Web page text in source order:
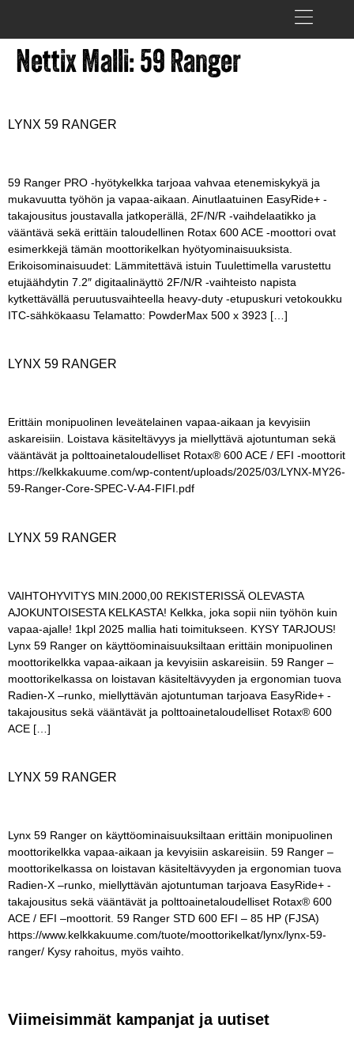
Nettix Malli: 59 Ranger
LYNX 59 RANGER
59 Ranger PRO -hyötykelkka tarjoaa vahvaa etenemiskykyä ja
mukavuutta työhön ja vapaa-aikaan. Ainutlaatuinen EasyRide+ -
takajousitus joustavalla jatkoperällä, 2F/N/R -vaihdelaatikko ja
vääntävä sekä erittäin taloudellinen Rotax 600 ACE -moottori ovat
esimerkkejä tämän moottorikelkan hyötyominaisuuksista.
Erikoisominaisuudet: Lämmitettävä istuin Tuulettimella varustettu
etujäähdytin 7.2″ digitaalinäyttö 2F/N/R -vaihteisto napista
kytkettävällä peruutusvaihteella heavy-duty -etupuskuri vetokoukku
ITC-sähkökaasu Telamatto: PowderMax 500 x 3923 […]
LYNX 59 RANGER
Erittäin monipuolinen leveätelainen vapaa-aikaan ja kevyisiin
askareisiin. Loistava käsiteltävyys ja miellyttävä ajotuntuman sekä
vääntävät ja polttoainetaloudelliset Rotax® 600 ACE / EFI -moottorit
https://kelkkakuume.com/wp-content/uploads/2025/03/LYNX-MY26-
59-Ranger-Core-SPEC-V-A4-FIFI.pdf
LYNX 59 RANGER
VAIHTOHYVITYS MIN.2000,00 REKISTERISSÄ OLEVASTA
AJOKUNTOISESTA KELKASTA! Kelkka, joka sopii niin työhön kuin
vapaa-ajalle! 1kpl 2025 mallia hati toimitukseen. KYSY TARJOUS!
Lynx 59 Ranger on käyttöominaisuuksiltaan erittäin monipuolinen
moottorikelkka vapaa-aikaan ja kevyisiin askareisiin. 59 Ranger –
moottorikelkassa on loistavan käsiteltävyyden ja ergonomian tuova
Radien-X –runko, miellyttävän ajotuntuman tarjoava EasyRide+ -
takajousitus sekä vääntävät ja polttoainetaloudelliset Rotax® 600
ACE […]
LYNX 59 RANGER
Lynx 59 Ranger on käyttöominaisuuksiltaan erittäin monipuolinen
moottorikelkka vapaa-aikaan ja kevyisiin askareisiin. 59 Ranger –
moottorikelkassa on loistavan käsiteltävyyden ja ergonomian tuova
Radien-X –runko, miellyttävän ajotuntuman tarjoava EasyRide+ -
takajousitus sekä vääntävät ja polttoainetaloudelliset Rotax® 600
ACE / EFI –moottorit. 59 Ranger STD 600 EFI – 85 HP (FJSA)
https://www.kelkkakuume.com/tuote/moottorikelkat/lynx/lynx-59-
ranger/ Kysy rahoitus, myös vaihto.
Viimeisimmät kampanjat ja uutiset